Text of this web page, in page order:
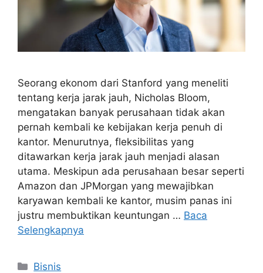
Seorang ekonom dari Stanford yang meneliti
tentang kerja jarak jauh, Nicholas Bloom,
mengatakan banyak perusahaan tidak akan
pernah kembali ke kebijakan kerja penuh di
kantor. Menurutnya, fleksibilitas yang
ditawarkan kerja jarak jauh menjadi alasan
utama. Meskipun ada perusahaan besar seperti
Amazon dan JPMorgan yang mewajibkan
karyawan kembali ke kantor, musim panas ini
justru membuktikan keuntungan … Baca
Selengkapnya
Kategori
Bisnis